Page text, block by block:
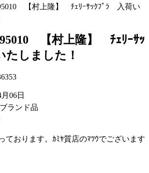
【村上隆】 ﾁｪﾘｰｻｯｸﾌﾟﾗ 入荷い
【村上隆】 ﾁｪﾘｰｻｯ
しました！
06日
ランド品
ております。ｶﾐﾔ質店のﾏﾂｳでございます